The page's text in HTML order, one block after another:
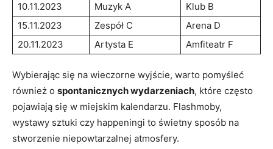
10.11.2023
Muzyk A
Klub B
15.11.2023
Zespół C
Arena D
20.11.2023
Artysta E Amfiteatr F
Wybierając się na wieczorne wyjście, warto pomyśleć
również o spontanicznych wydarzeniach, które często
pojawiają się w miejskim kalendarzu. Flashmoby,
wystawy sztuki czy happeningi to świetny sposób na
stworzenie niepowtarzalnej atmosfery.